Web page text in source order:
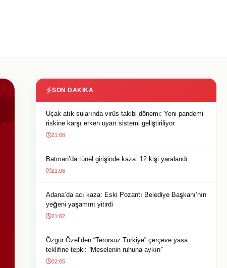
SON DAKIKA
Uçak atık sularında virüs takibi dönemi: Yeni pandemi
riskine karşı erken uyarı sistemi geliştiriliyor
21:08
Batman’da tünel girişinde kaza: 12 kişi yaralandı
21:06
Adana’da acı kaza: Eski Pozantı Belediye Başkanı’nın
yeğeni yaşamını yitirdi
21:02
Özgür Özel’den “Terörsüz Türkiye” çerçeve yasa
teklifine tepki: “Meselenin ruhuna aykırı”
02:05